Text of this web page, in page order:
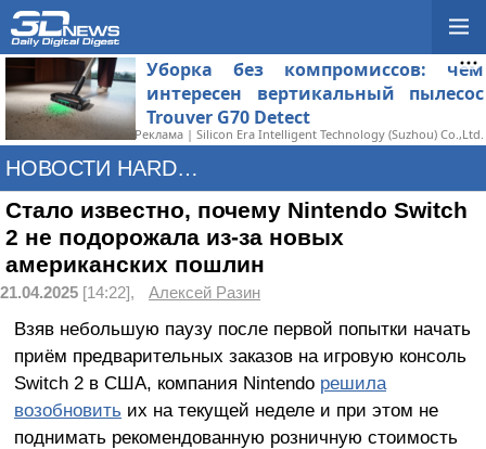
Уборка без компромиссов: чем
интересен вертикальный пылесос
Trouver G70 Detect
Реклама | Silicon Era Intelligent Technology (Suzhou) Co.,Ltd.
НОВОСТИ HARDWARE
Стало известно, почему Nintendo Switch
2 не подорожала из-за новых
американских пошлин
21.04.2025 [14:22], Алексей Разин
Взяв небольшую паузу после первой попытки начать
приём предварительных заказов на игровую консоль
Switch 2 в США, компания Nintendo решила
возобновить их на текущей неделе и при этом не
поднимать рекомендованную розничную стоимость